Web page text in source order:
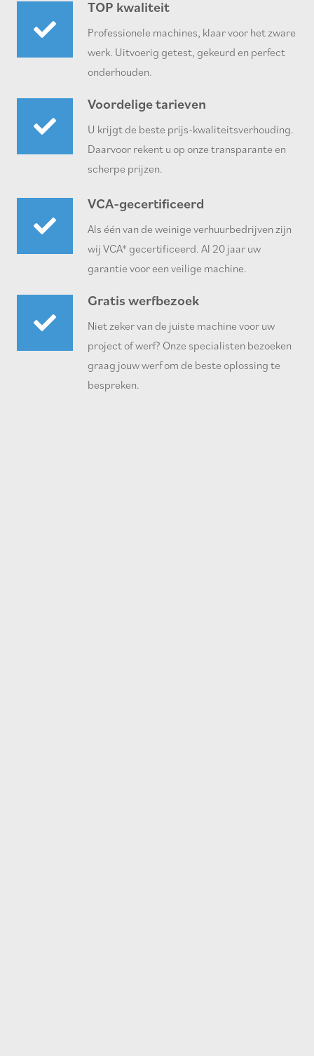
TOP kwaliteit
Professionele machines, klaar voor het zware
werk. Uitvoerig getest, gekeurd en perfect
onderhouden.
Voordelige tarieven
U krijgt de beste prijs-kwaliteitsverhouding.
Daarvoor rekent u op onze transparante en
scherpe prijzen.
VCA-gecertificeerd
Als één van de weinige verhuurbedrijven zijn
wij VCA* gecertificeerd. Al 20 jaar uw
garantie voor een veilige machine.
Gratis werfbezoek
Niet zeker van de juiste machine voor uw
project of werf? Onze specialisten bezoeken
graag jouw werf om de beste oplossing te
bespreken.